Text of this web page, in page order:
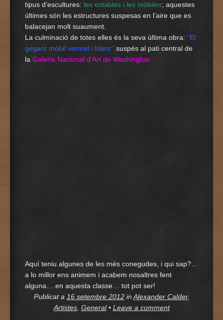
tipus d’escultures: les estables i les mòbiles; aquestes
últimes són les estructures suspesas en l’aire que es
balacejan molt suaument.
La culminació de totes elles és la seva última obra: “El
gegant mòbil vermel i blanc” suspés al pati central de
la Galeria Nacional d’Art de Washington.
Aquí teniu algunes de les més conegudes, i qui sap?…
a lo millor ens animem i acabem nosaltres fent
alguna….en aquesta classe… tot pot ser!
Publicat a 16 setembre 2012 in Alexander Calder,
Artistes, General • Leave a comment